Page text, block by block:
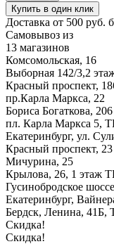
Купить в один клик
Доставка от 500 руб.
Самовывоз из
13 магазинов
Комсомольская, 16
Выборная 142/3,2
Красный проспект,
пр.Карла Маркса, 22
Бориса Богаткова, 206
пл. Карла Маркса 5,
Екатеринбург, ул.
Красный проспект,
Мичурина, 25
Крылова, 26, 1 этаж
Гусинобродское
Екатеринбург,
Бердск, Ленина, 41Б,
Скидка!
Скидка!